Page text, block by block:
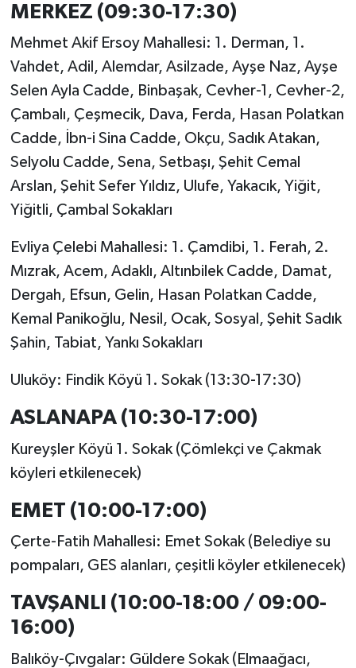
MERKEZ (09:30-17:30)
Mehmet Akif Ersoy Mahallesi: 1. Derman, 1.
Vahdet, Adil, Alemdar, Asilzade, Ayşe Naz, Ayşe
Selen Ayla Cadde, Binbaşak, Cevher-1, Cevher-2,
Çambalı, Çeşmecik, Dava, Ferda, Hasan Polatkan
Cadde, İbn-i Sina Cadde, Okçu, Sadık Atakan,
Selyolu Cadde, Sena, Setbaşı, Şehit Cemal
Arslan, Şehit Sefer Yıldız, Ulufe, Yakacık, Yiğit,
Yiğitli, Çambal Sokakları
Evliya Çelebi Mahallesi: 1. Çamdibi, 1. Ferah, 2.
Mızrak, Acem, Adaklı, Altınbilek Cadde, Damat,
Dergah, Efsun, Gelin, Hasan Polatkan Cadde,
Kemal Panikoğlu, Nesil, Ocak, Sosyal, Şehit Sadık
Şahin, Tabiat, Yankı Sokakları
Uluköy: Findik Köyü 1. Sokak (13:30-17:30)
ASLANAPA (10:30-17:00)
Kureyşler Köyü 1. Sokak (Çömlekçi ve Çakmak
köyleri etkilenecek)
EMET (10:00-17:00)
Çerte-Fatih Mahallesi: Emet Sokak (Belediye su
pompaları, GES alanları, çeşitli köyler etkilenecek)
TAVŞANLI (10:00-18:00 / 09:00-
16:00)
Balıköy-Çıvgalar: Güldere Sokak (Elmaağacı,